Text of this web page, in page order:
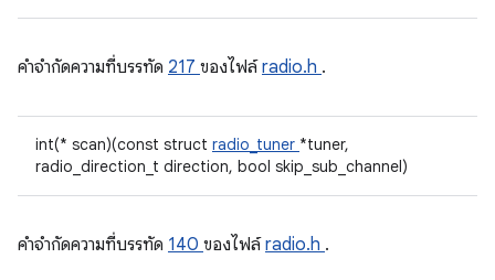
คําจํากัดความที่บรรทัด 217 ของไฟล์radio.h .
int(* scan)(const struct radio_tuner *tuner,
radio_direction_t direction, bool skip_sub_channel)
คําจํากัดความที่บรรทัด 140 ของไฟล์radio.h .